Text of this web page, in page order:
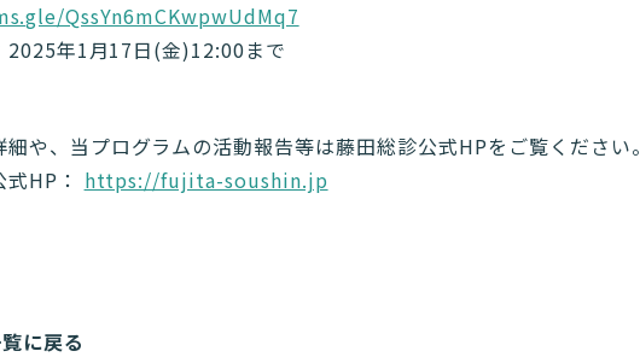
QssYn6mCKwpwUdMq7
年1月17日(金)12:00まで
や、当プログラムの活動報告等は藤田総診公式HPをご覧ください。
HP： https://fujita-soushin.jp
に戻る